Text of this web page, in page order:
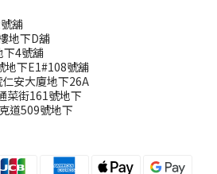
舖
地下D舖
4號舖
地下E1#108號舖
安大廈地下26A
菜街161號地下
道509號地下